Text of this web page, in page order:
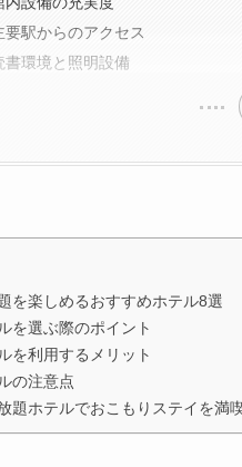
要駅からのアクセス
書環境と照明設備
を楽しめるおすすめホテル8選
を選ぶ際のポイント
を利用するメリット
の注意点
題ホテルでおこもりステイを満